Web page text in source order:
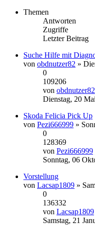
Themen
Antworten
Zugriffe
Letzter Beitrag
Suche Hilfe mit
von obdnutzer82 »
0
109206
von obdnutzer82
Dienstag, 20
Skoda Felicia Pick Up
von Pezi666999 »
0
128369
von Pezi666999
Sonntag, 06
Vorstellung
von Lacsap1809 »
0
136332
von Lacsap1809
Samstag, 21